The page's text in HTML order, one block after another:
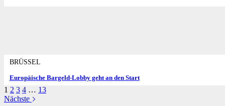
BRÜSSEL
Europäische Bargeld-Lobby geht an den Start
1 2 3 4 … 13
Nächste